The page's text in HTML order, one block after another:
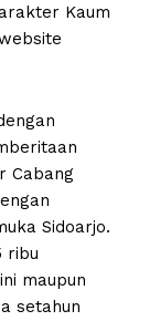
Kaum
Cabang
Sidoarjo.
ribu
maupun
setahun